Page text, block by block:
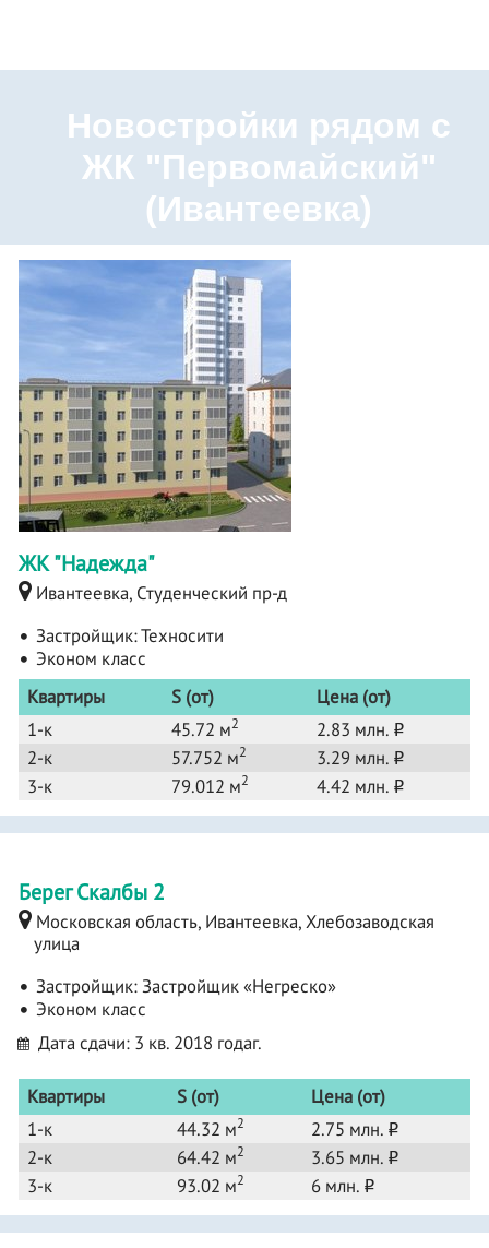
Новостройки рядом с
ЖК "Первомайский"
(Ивантеевка)
ЖК "Надежда"
Ивантеевка, Студенческий пр-д
Застройщик:Техносити
Эконом класс
Квартиры
S (от)
Цена (от)
1-к
45.72 м2 2.83 млн. o
2-к 57.752 м2 3.29 млн. o
3-к 79.012 м2 4.42 млн. o
Берег Скалбы 2
Московская область, Ивантеевка, Хлебозаводская
улица
Застройщик:Застройщик «Негреско»
Эконом класс
Дата сдачи: 3 кв. 2018 годаг.
Квартиры S (от)
Цена (от)
1-к
44.32 м2 2.75 млн. o
2-к 64.42 м2 3.65 млн. o
3-к 93.02 м2 6 млн. o